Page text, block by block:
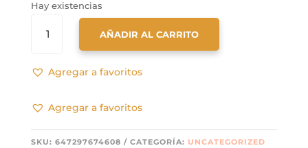
Hay existencias
AUDI
3
DPLS
CANTIDAD
AÑADIR AL CARRITO
Agregar a favoritos
Agregar a favoritos
SKU: 647297674608 CATEGORÍA: UNCATEGORIZED